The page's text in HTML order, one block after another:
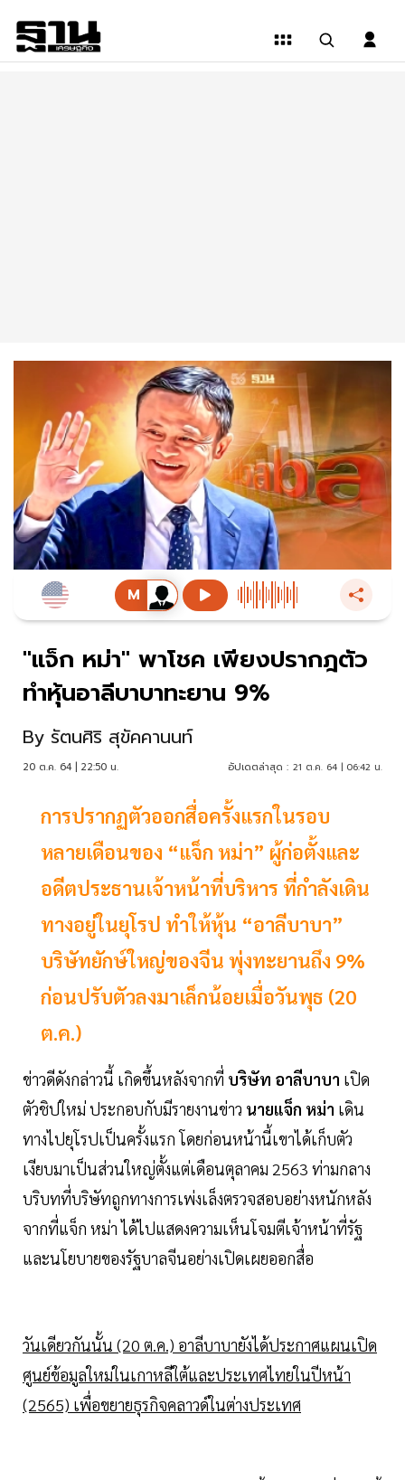
"แจ็ก หม่า" พาโชค เพียงปรากฎตัว
ทำหุ้นอาลีบาบาทะยาน 9%
By รัตนศิริ สุขัคคานนท์
20 ต.ค. 64 | 22:50 น. อัปเดตล่าสุด : 21 ต.ค. 64 | 06:42 น.
การปรากฏตัวออกสื่อครั้งแรกในรอบ
หลายเดือนของ “แจ็ก หม่า” ผู้ก่อตั้งและ
อดีตประธานเจ้าหน้าที่บริหาร ที่กำลังเดิน
ทางอยู่ในยุโรป ทำให้หุ้น “อาลีบาบา”
บริษัทยักษ์ใหญ่ของจีน พุ่งทะยานถึง 9%
ก่อนปรับตัวลงมาเล็กน้อยเมื่อวันพุธ (20
ต.ค.)
ข่าวดีดังกล่าวนี้ เกิดขึ้นหลังจากที่ บริษัท อาลีบาบา เปิด
ตัวชิปใหม่ ประกอบกับมีรายงานข่าว นายแจ็ก หม่า เดิน
ทางไปยุโรปเป็นครั้งแรก โดยก่อนหน้านี้เขาได้เก็บตัว
เงียบมาเป็นส่วนใหญ่ตั้งแต่เดือนตุลาคม 2563 ท่ามกลาง
บริบทที่บริษัทถูกทางการเพ่งเล็งตรวจสอบอย่างหนักหลัง
จากที่แจ็ก หม่า ได้ไปแสดงความเห็นโจมตีเจ้าหน้าที่รัฐ
และนโยบายของรัฐบาลจีนอย่างเปิดเผยออกสื่อ
วันเดียวกันนั้น (20 ต.ค.) อาลีบาบายังได้ประกาศแผนเปิด
ศูนย์ข้อมูลใหม่ในเกาหลีใต้และประเทศไทยในปีหน้า
(2565) เพื่อขยายธุรกิจคลาวด์ในต่างประเทศ